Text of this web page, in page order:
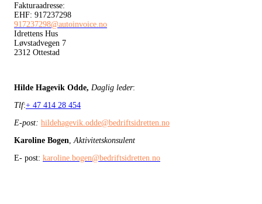
Fakturaadresse:
EHF: 917237298
917237298@autoinvoice.no
Idrettens Hus
Løvstadvegen 7
2312 Ottestad
Hilde Hagevik Odde, Daglig leder:
Tlf:+ 47 414 28 454
E-post: hildehagevik.odde@bedriftsidretten.no
Karoline Bogen Aktivitetskonsulent
E- post: karoline.bogen@bedriftsidretten.no